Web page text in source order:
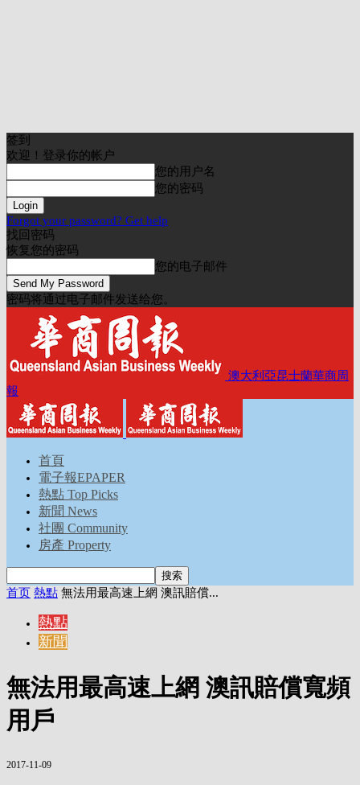
签到
欢迎！登录你的帐户
您的用户名
您的密码
Forgot your password? Get help
找回密码
恢复您的密码
您的电子邮件
密码将通过电子邮件发送给您。
澳大利亞昆士蘭華商周
報
首頁
電子報EPAPER
熱點 Top Picks
新聞 News
社團 Community
房產 Property
首页 熱點 無法用最高速上網 澳訊賠償...
熱點
新聞
無法用最高速上網 澳訊賠償寬頻
用戶
2017-11-09